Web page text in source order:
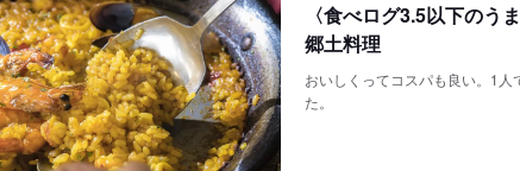
〈食べログ3.5以下のう
郷土料理
おいしくってコスパも良い。1
た。